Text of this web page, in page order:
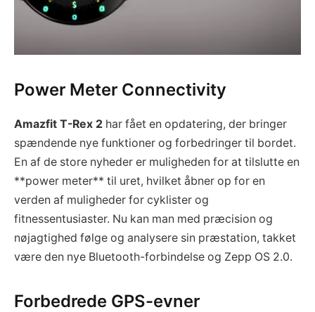
Power Meter Connectivity
Amazfit T-Rex 2 har fået en opdatering, der bringer
spændende nye funktioner og forbedringer til bordet.
En af de store nyheder er muligheden for at tilslutte en
**power meter** til uret, hvilket åbner op for en
verden af muligheder for cyklister og
fitnessentusiaster. Nu kan man med præcision og
nøjagtighed følge og analysere sin præstation, takket
være den nye Bluetooth-forbindelse og Zepp OS 2.0.
Forbedrede GPS-evner